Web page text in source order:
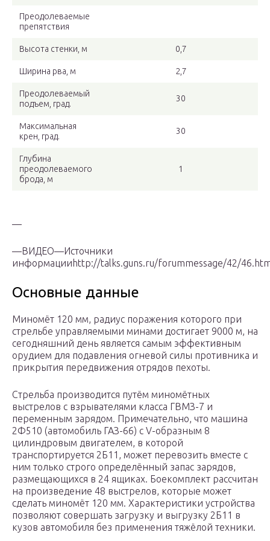
Преодолеваемые
препятствия
Высота стенки, м 0,7
Ширина рва, м 2,7
Преодолеваемый
подъем, град.
30
Максимальная
крен, град.
30
Глубина
преодолеваемого
брода, м
1
—
—ВИДЕО—Источники
информацииhttp://talks.guns.ru/forummessage/42/
Основные данные
Миномёт 120 мм, радиус поражения которого при
стрельбе управляемыми минами достигает 9000 м, на
сегодняшний день является самым эффективным
орудием для подавления огневой силы противника и
прикрытия передвижения отрядов пехоты.
Стрельба производится путём миномётных
выстрелов с взрывателями класса ГВМЗ-7 и
переменным зарядом. Примечательно, что машина
2Ф510 (автомобиль ГАЗ-66) с V-образным 8
цилиндровым двигателем, в которой
транспортируется 2Б11, может перевозить вместе с
ним только строго определённый запас зарядов,
размещающихся в 24 ящиках. Боекомплект рассчитан
на произведение 48 выстрелов, которые может
сделать миномёт 120 мм. Характеристики устройства
позволяют совершать загрузку и выгрузку 2Б11 в
кузов автомобиля без применения тяжёлой техники.